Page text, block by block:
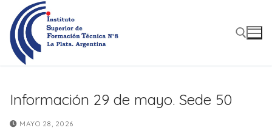
contenido
Información 29 de mayo. Sede 50
MAYO 28, 2026